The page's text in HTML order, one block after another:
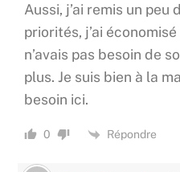
Aussi, j’ai remis un peu
priorités, j’ai
n’avais pas besoin de
plus. Je suis bien à la
besoin ici.
0 Répondre